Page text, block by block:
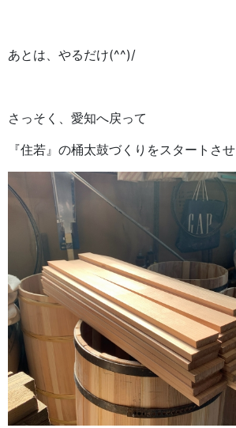
あとは、やるだけ(^^)/
さっそく、愛知へ戻って
『住若』の桶太鼓づくりをスタートさせ